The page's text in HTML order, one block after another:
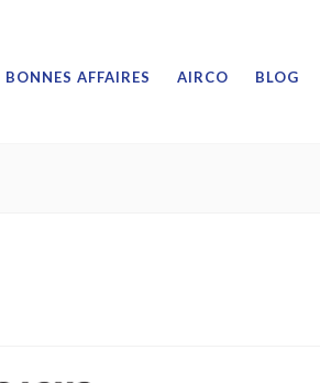
BONNES AFFAIRES AIRCO BLOG